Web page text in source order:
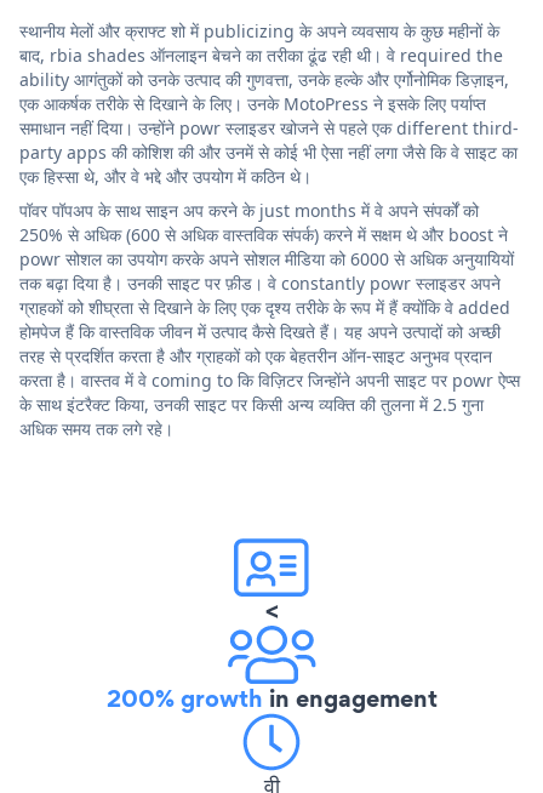
स्थानीय मेलों और क्राफ्ट शो में publicizing के अपने व्यवसाय के कुछ महीनों के
बाद, rbia shades ऑनलाइन बेचने का तरीका ढूंढ रही थी। वे required the
ability आगंतुकों को उनके उत्पाद की गुणवत्ता, उनके हल्के और एर्गोनोमिक डिज़ाइन,
एक आकर्षक तरीके से दिखाने के लिए। उनके MotoPress ने इसके लिए पर्याप्त
समाधान नहीं दिया। उन्होंने powr स्लाइडर खोजने से पहले एक different third-
party apps की कोशिश की और उनमें से कोई भी ऐसा नहीं लगा जैसे कि वे साइट का
एक हिस्सा थे, और वे भद्दे और उपयोग में कठिन थे।
पॉवर पॉपअप के साथ साइन अप करने के just months में वे अपने संपर्कों को
250% से अधिक (600 से अधिक वास्तविक संपर्क) करने में सक्षम थे और boost ने
powr सोशल का उपयोग करके अपने सोशल मीडिया को 6000 से अधिक अनुयायियों
तक बढ़ा दिया है। उनकी साइट पर फ़ीड। वे constantly powr स्लाइडर अपने
ग्राहकों को शीघ्रता से दिखाने के लिए एक दृश्य तरीके के रूप में हैं क्योंकि वे added
होमपेज हैं कि वास्तविक जीवन में उत्पाद कैसे दिखते हैं। यह अपने उत्पादों को अच्छी
तरह से प्रदर्शित करता है और ग्राहकों को एक बेहतरीन ऑन-साइट अनुभव प्रदान
करता है। वास्तव में वे coming to कि विज़िटर जिन्होंने अपनी साइट पर powr ऐप्स
के साथ इंटरैक्ट किया, उनकी साइट पर किसी अन्य व्यक्ति की तुलना में 2.5 गुना
अधिक समय तक लगे रहे।
<
200% growth in engagement
वी